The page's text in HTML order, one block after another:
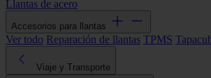
Llantas de acero
Accesorios para llantas
Ver todo Reparación de llantas TPMS
Viaje y Transporte